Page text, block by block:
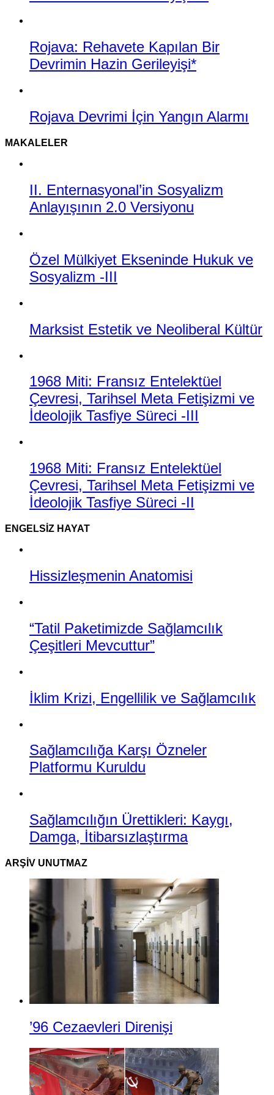
Rojava: Rehavete Kapılan Bir
Devrimin Hazin Gerileyişi*
Rojava Devrimi İçin Yangın Alarmı
MAKALELER
II. Enternasyonal’in Sosyalizm
Anlayışının 2.0 Versiyonu
Özel Mülkiyet Ekseninde Hukuk ve
Sosyalizm -III
Marksist Estetik ve Neoliberal Kültür
1968 Miti: Fransız Entelektüel
Çevresi, Tarihsel Meta Fetişizmi ve
İdeolojik Tasfiye Süreci -III
1968 Miti: Fransız Entelektüel
Çevresi, Tarihsel Meta Fetişizmi ve
İdeolojik Tasfiye Süreci -II
ENGELSIZ HAYAT
Hissizleşmenin Anatomisi
“Tatil Paketimizde Sağlamcılık
Çeşitleri Mevcuttur”
İklim Krizi, Engellilik ve Sağlamcılık
Sağlamcılığa Karşı Özneler
Platformu Kuruldu
Sağlamcılığın Ürettikleri: Kaygı,
Damga, İtibarsızlaştırma
ARŞIV UNUTMAZ
’96 Cezaevleri Direnişi